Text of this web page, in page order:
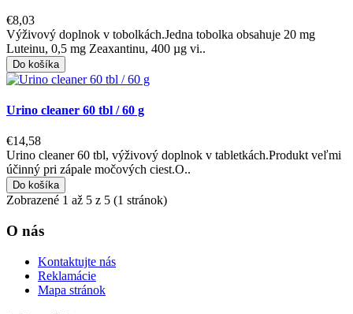
€8,03
Výživový doplnok v tobolkách.Jedna tobolka obsahuje 20 mg
Luteinu, 0,5 mg Zeaxantinu, 400 µg vi..
Do košíka
Urino cleaner 60 tbl / 60 g
€14,58
Urino cleaner 60 tbl, výživový doplnok v tabletkách.Produkt veľmi
účinný pri zápale močových ciest.O..
Do košíka
Zobrazené 1 až 5 z 5 (1 stránok)
O nás
Kontaktujte nás
Reklamácie
Mapa stránok